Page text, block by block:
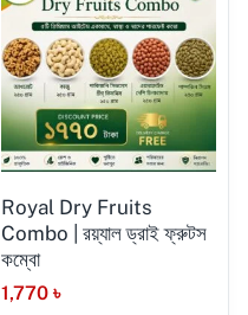
Royal Dry Fruits
Combo | রয়্যাল ড্রাই ফ্রুটস
কম্বো
1,770 ৳